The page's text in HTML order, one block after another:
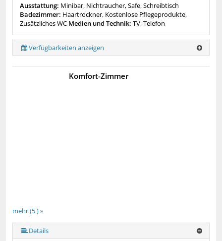
Ausstattung: Minibar, Nichtraucher, Safe, Schreibtisch
Badezimmer: Haartrockner, Kostenlose Pflegeprodukte,
Zusätzliches WC Medien und Technik: TV, Telefon
Verfügbarkeiten anzeigen
mehr (5 ) »
mehr (5 ) »
Komfort-Zimmer
Details